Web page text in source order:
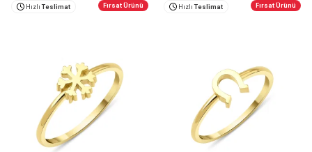
Hızlı Teslimat Fırsat Ürünü Hızlı Teslimat Fırsat Ürünü